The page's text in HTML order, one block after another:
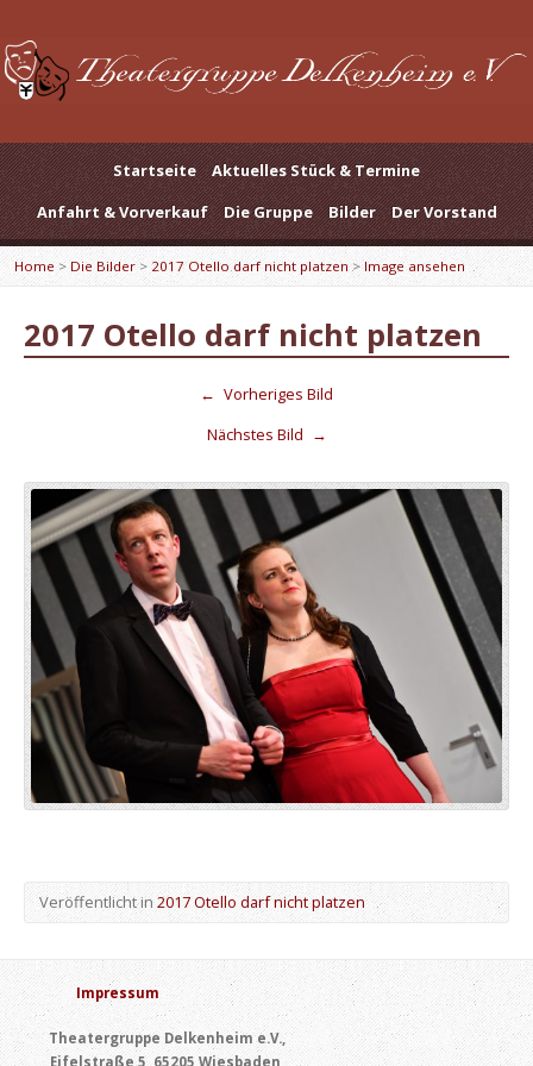
Startseite
Aktuelles Stück & Termine
Anfahrt & Vorverkauf
Die Gruppe Bilder Der Vorstand
Home > Die Bilder> 2017 Otello darf nicht platzen >Image ansehen
2017 Otello darf nicht platzen
← Vorheriges Bild
Nächstes Bild →
Veröffentlicht in2017 Otello darf nicht platzen
Impressum
Theatergruppe Delkenheim e.V.,
Eifelstraße 5, 65205 Wiesbaden,